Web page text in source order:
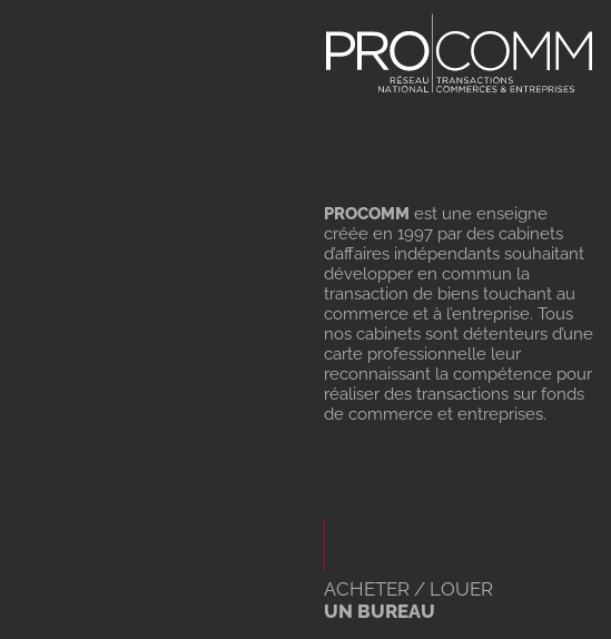
PROCOMM est une enseigne
créée en 1997 par des cabinets
d’affaires indépendants souhaitant
développer en commun la
transaction de biens touchant au
commerce et à l’entreprise. Tous
nos cabinets sont détenteurs d’une
carte professionnelle leur
reconnaissant la compétence pour
réaliser des transactions sur fonds
de commerce et entreprises.
ACHETER / LOUER
UN BUREAU